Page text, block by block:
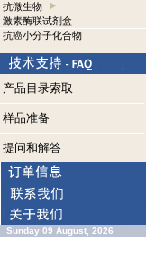
抗微生物
激素酶联试剂盒
抗癌小分子化合物
产品目录索取
样品准备
提问和解答
Sunday 09 August, 2026